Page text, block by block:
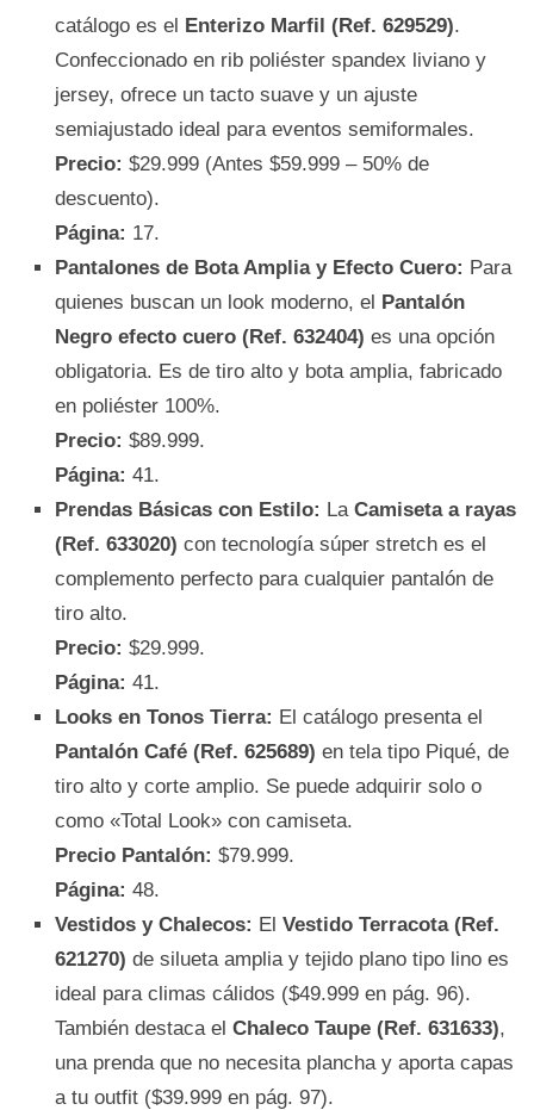
catálogo es el Enterizo Marfil (Ref. 629529).
Confeccionado en rib poliéster spandex liviano y
jersey, ofrece un tacto suave y un ajuste
semiajustado ideal para eventos semiformales.
Precio: $29.999 (Antes $59.999 – 50% de
descuento).
Página: 17.
Pantalones de Bota Amplia y Efecto Cuero: Para
quienes buscan un look moderno, el Pantalón
Negro efecto cuero (Ref. 632404) es una opción
obligatoria. Es de tiro alto y bota amplia, fabricado
en poliéster 100%.
Precio: $89.999.
Página: 41.
Prendas Básicas con Estilo: La Camiseta a rayas
(Ref. 633020) con tecnología súper stretch es el
complemento perfecto para cualquier pantalón de
tiro alto.
Precio: $29.999.
Página: 41.
Looks en Tonos Tierra: El catálogo presenta el
Pantalón Café (Ref. 625689) en tela tipo Piqué, de
tiro alto y corte amplio. Se puede adquirir solo o
como «Total Look» con camiseta.
Precio Pantalón: $79.999.
Página: 48.
Vestidos y Chalecos: El Vestido Terracota (Ref.
621270) de silueta amplia y tejido plano tipo lino es
ideal para climas cálidos ($49.999 en pág. 96).
También destaca el Chaleco Taupe (Ref. 631633),
una prenda que no necesita plancha y aporta capas
a tu outfit ($39.999 en pág. 97).